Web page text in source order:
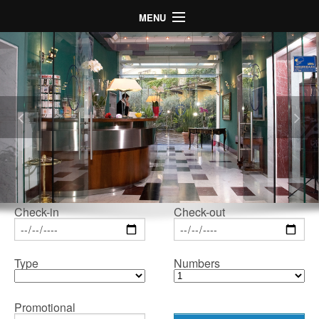
MENU
ホーム
ホテル
客室
場所
ギャラリー
スペシャルオファー
LogIn
Language
Check-in Check-out
Type Numbers
Promotional